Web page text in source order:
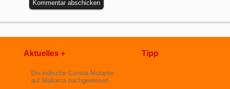
Aktuelles +
Die indische Corona-Mutante
auf Mallorca nachgewiesen
Tipp